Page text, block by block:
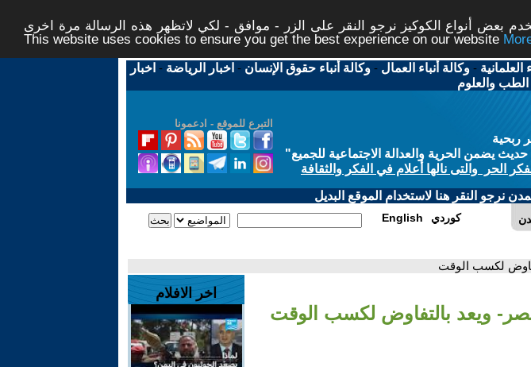
بعض أنواع الكوكيز نرجو النقر على الزر - موافق - لكي لاتظهر هذه الرسالة مرة اخرى -
This website uses cookies to ensure you get the best experience on our website
العلمانية -وكالة أنباء العمال -وكالة أنباء حقوق الإنسان - اخبار الرياضة - اخبار
الطب والعلوم
التبرع للموقع - ادعمونا
ربحية
يضمن الحرية والعدالة الاجتماعية للجميع"
الحر والتى نالها أعلام في الفكر والثقافة
نرجو النقر هنا لاستخدام الموقع البديل
English كوردي
لكسب الوقت
ويعد بالتفاوض لكسب الوقت
اخر الافلام